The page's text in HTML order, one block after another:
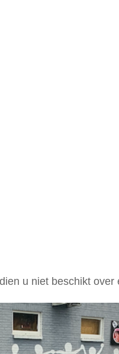
u niet beschikt